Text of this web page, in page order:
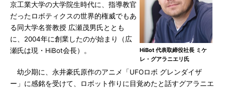
HiBot 代表取締役社長 ミケ
レ・グアラニエリ氏
京工業大学の大学院生時代に、指導教官
だったロボティクスの世界的権威でもあ
る同大学名誉教授 広瀬茂男氏ととも
に、2004年に創業したのが始まり（広
瀬氏は現・HiBot会長）。
幼少期に、永井豪氏原作のアニメ「UFOロボ グレンダイザ
ー」に感銘を受けて、ロボット作りに目覚めたと話すグアラニエ